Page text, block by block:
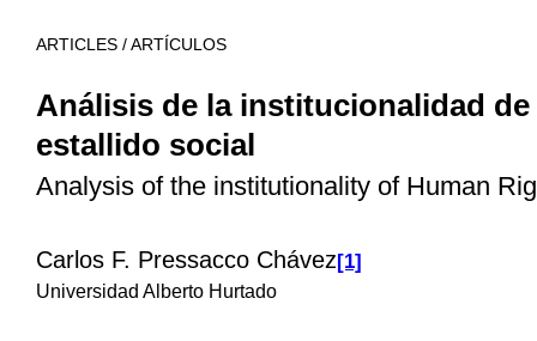
ARTICLES / ARTÍCULOS
Análisis de la institucionalidad
estallido social
Analysis of the institutionality of Human
Carlos F. Pressacco Chávez [1]
Universidad Alberto Hurtado